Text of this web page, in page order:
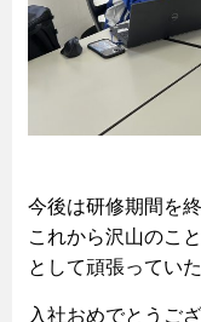
今後は研修期間を
これから沢山のこ
として頑張ってい
入社おめでとうご